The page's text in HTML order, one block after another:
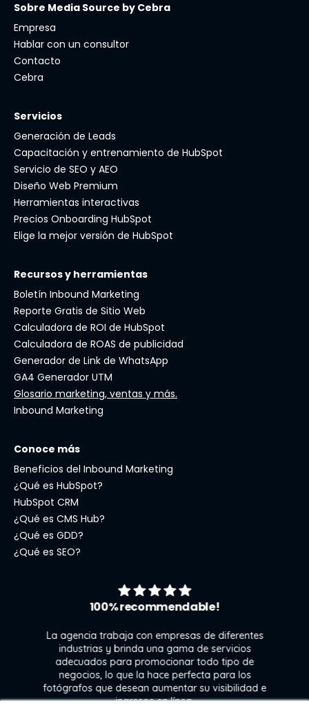
Sobre Media Source by Cebra
Empresa
Hablar con un consultor
Contacto
Cebra
Servicios
Generación de Leads
Capacitación y entrenamiento de HubSpot
Servicio de SEO y AEO
Diseño Web Premium
Herramientas interactivas
Precios Onboarding HubSpot
Elige la mejor versión de HubSpot
Recursos y herramientas
Boletín Inbound Marketing
Reporte Gratis de Sitio Web
Calculadora de ROI de HubSpot
Calculadora de ROAS de publicidad
Generador de Link de WhatsApp
GA4 Generador UTM
Glosario marketing, ventas y más.
Inbound Marketing
Conoce más
Beneficios del Inbound Marketing
¿Qué es HubSpot?
HubSpot CRM
¿Qué es CMS Hub?
¿Qué es GDD?
¿Qué es SEO?
100% recommendable!
La agencia trabaja con empresas de diferentes
industrias y brinda una gama de servicios
adecuados para promocionar todo tipo de
negocios, lo que la hace perfecta para los
fotógrafos que desean aumentar su visibilidad e
ingresos en línea.